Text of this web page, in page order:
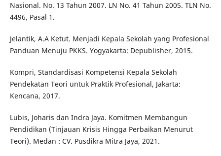
Nasional. No. 13 Tahun 2007. LN No. 41 Tahun 2005. TLN No.
4496, Pasal 1.
Jelantik, A.A Ketut. Menjadi Kepala Sekolah yang Profesional
Panduan Menuju PKKS. Yogyakarta: Depublisher, 2015.
Kompri, Standardisasi Kompetensi Kepala Sekolah
Pendekatan Teori untuk Praktik Profesional, Jakarta:
Kencana, 2017.
Lubis, Joharis dan Indra Jaya. Komitmen Membangun
Pendidikan (Tinjauan Krisis Hingga Perbaikan Menurut
Teori). Medan : CV. Pusdikra Mitra Jaya, 2021.